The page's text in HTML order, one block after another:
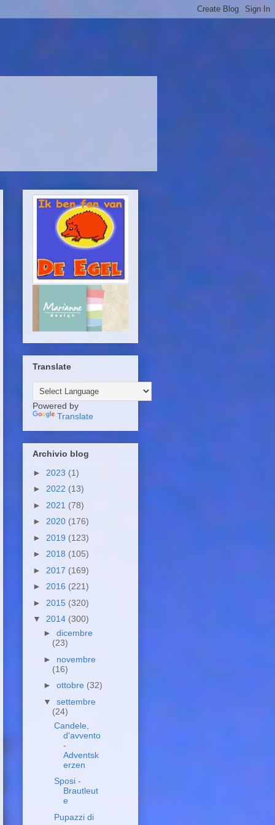
Translate
Powered by
Translate
Archivio blog
► 2023 (1)
► 2022 (13)
► 2021 (78)
► 2020 (176)
► 2019 (123)
► 2018 (105)
► 2017 (169)
► 2016 (221)
► 2015 (320)
▼ 2014 (300)
► dicembre
(23)
► novembre
(16)
► ottobre (32)
▼ settembre
(24)
Candele,
d'avvento
-
Adventsk
erzen
Sposi -
Brautleut
e
Pupazzi di